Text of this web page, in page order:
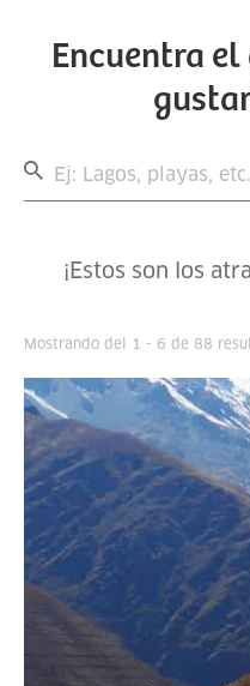
Encuentra
¡Estos son los
Mostrando del 1 - 6 de 88